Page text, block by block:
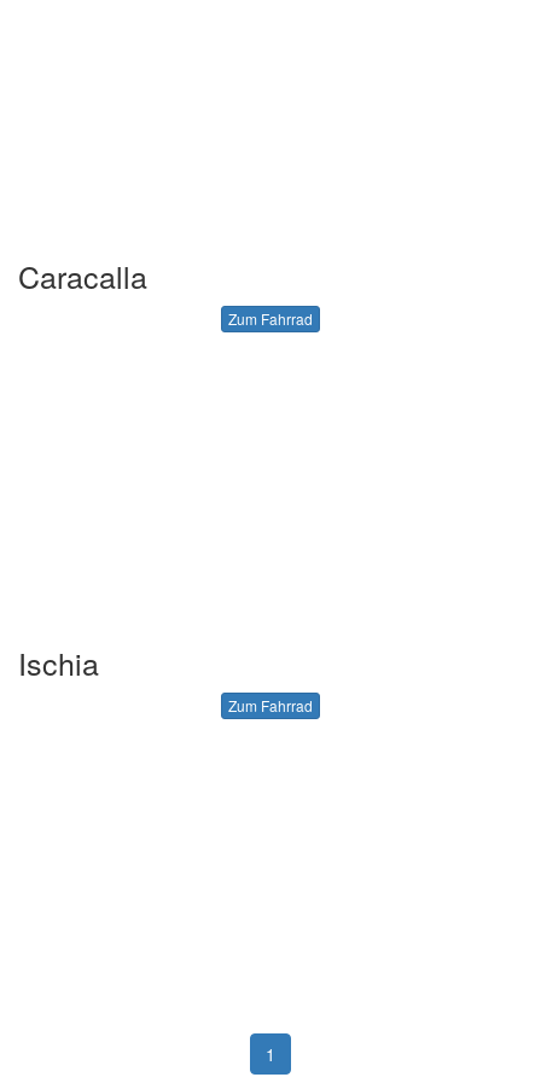
Caracalla
Zum Fahrrad
Ischia
Zum Fahrrad
1